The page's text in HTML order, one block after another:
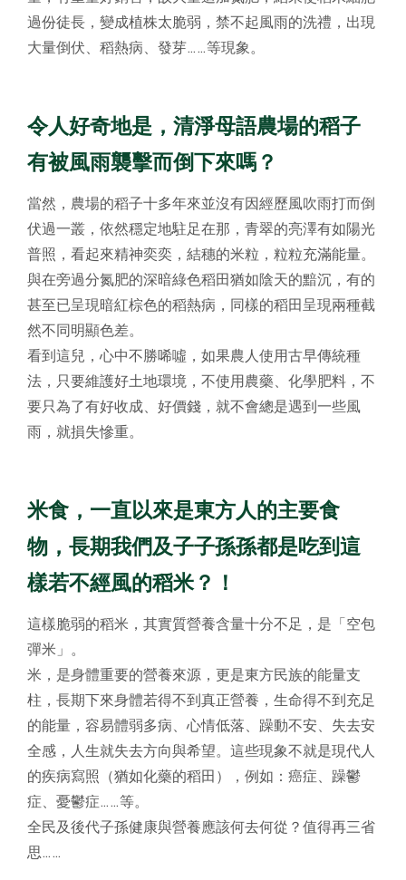
過份徒長，變成植株太脆弱，禁不起風雨的洗禮，出現
大量倒伏、稻熱病、發芽……等現象。
令人好奇地是，清淨母語農場的稻子
有被風雨襲擊而倒下來嗎？
當然，農場的稻子十多年來並沒有因經歷風吹雨打而倒
伏過一叢，依然穩定地駐足在那，青翠的亮澤有如陽光
普照，看起來精神奕奕，結穗的米粒，粒粒充滿能量。
與在旁過分氮肥的深暗綠色稻田猶如陰天的黯沉，有的
甚至已呈現暗紅棕色的稻熱病，同樣的稻田呈現兩種截
然不同明顯色差。
看到這兒，心中不勝唏噓，如果農人使用古早傳統種
法，只要維護好土地環境，不使用農藥、化學肥料，不
要只為了有好收成、好價錢，就不會總是遇到一些風
雨，就損失慘重。
米食，一直以來是東方人的主要食
物，長期我們及子子孫孫都是吃到這
樣若不經風的稻米？！
這樣脆弱的稻米，其實質營養含量十分不足，是「空包
彈米」。
米，是身體重要的營養來源，更是東方民族的能量支
柱，長期下來身體若得不到真正營養，生命得不到充足
的能量，容易體弱多病、心情低落、躁動不安、失去安
全感，人生就失去方向與希望。這些現象不就是現代人
的疾病寫照（猶如化藥的稻田），例如：癌症、躁鬱
症、憂鬱症……等。
全民及後代子孫健康與營養應該何去何從？值得再三省
思……